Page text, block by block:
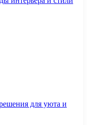
для уюта и